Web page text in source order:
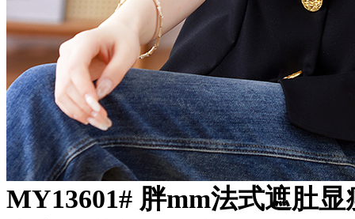
MY13601# 胖mm法式遮肚